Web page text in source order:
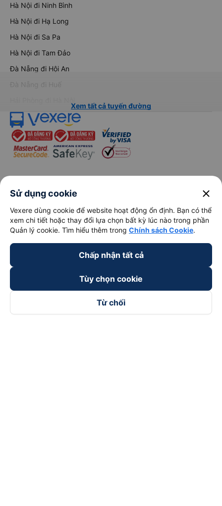
Hà Nội đi Ninh Bình
Hà Nội đi Hạ Long
Hà Nội đi Sa Pa
Hà Nội đi Tam Đảo
Đà Nẵng đi Hội An
Đà Nẵng đi Huế
Xem tất cả tuyến đường
keyboard_arrow_down
Về chúng tôi
keyboard_arrow_down
Hỗ trợ
keyboard_arrow_down
Trở thành đối tác
Đối tác thanh toán
Sử dụng cookie close
Vexere dùng cookie để website hoạt động ổn định. Bạn có thể
xem chi tiết hoặc thay đổi lựa chọn bất kỳ lúc nào trong phần
Quản lý cookie. Tìm hiểu thêm trong Chính sách Cookie.
Chấp nhận tất cả
Tùy chọn cookie
Từ chối